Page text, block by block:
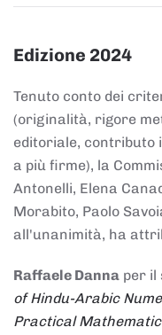
Edizione 2024
Tenuto conto dei
(originalità, rigore
editoriale, contributo
a più firme), la
Antonelli, Elena
Morabito, Paolo
all'unanimità, ha
Raffaele Danna per il
of Hindu-Arabic
Practical